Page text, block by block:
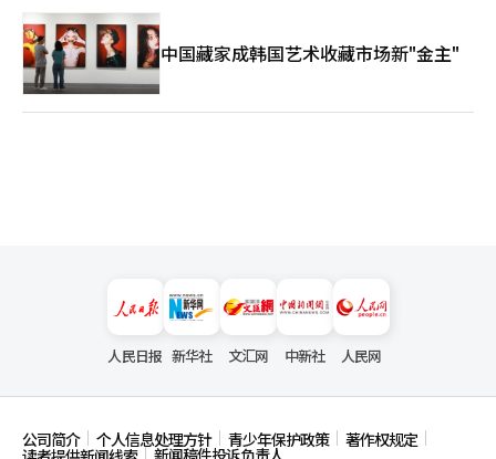
中国藏家成韩国艺术收藏市场新"金主"
人民日报 新华社 文汇网 中新社 人民网
公司简介 个人信息处理方针 青少年保护政策 著作权规定
新闻稿件投诉负责人